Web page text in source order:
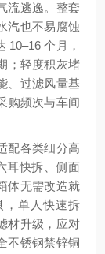
流逃逸。整套
汽也不易腐蚀
10–16 个月，
；轻度积灰堵
、过滤风量基
购频次与车间
配各类细分高
耳快拆、侧面
体无需改造就
，单人快速拆
材升级，应对
不锈钢禁锌铜